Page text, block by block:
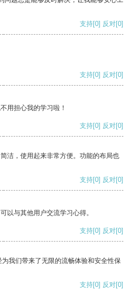
支持[0] 反对[0]
支持[0] 反对[0]
用担心我的学习啦！
支持[0] 反对[0]
洁，使用起来非常方便。功能的布局也
支持[0] 反对[0]
以与其他用户交流学习心得。
支持[0] 反对[0]
我们带来了无限的流畅体验和安全性保
支持[0] 反对[0]